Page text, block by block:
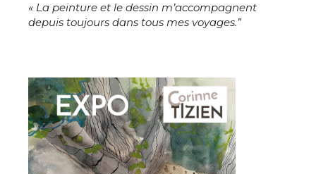
Adresse email*
Prénom
Statut / Organisation
Adresse email*
Nom
« La peinture et le dessin m’accompagnent
depuis toujours dans tous mes voyages.”